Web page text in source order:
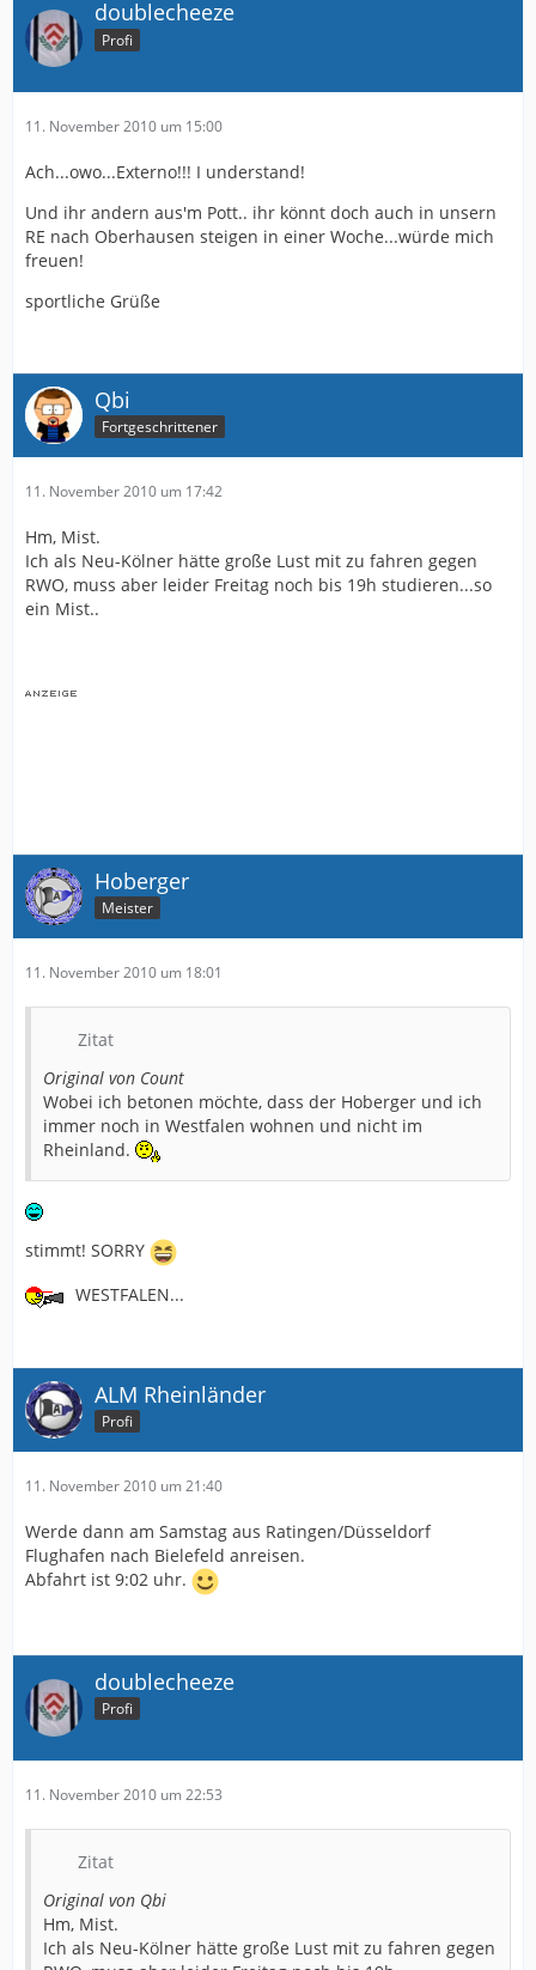
doublecheeze
Profi
11. November 2010 um 15:00
Ach...owo...Externo!!! I understand!
Und ihr andern aus'm Pott.. ihr könnt doch auch in unsern
RE nach Oberhausen steigen in einer Woche...würde mich
freuen!
sportliche Grüße
Qbi
Fortgeschrittener
11. November 2010 um 17:42
Hm, Mist.
Ich als Neu-Kölner hätte große Lust mit zu fahren gegen
RWO, muss aber leider Freitag noch bis 19h studieren...so
ein Mist..
Hoberger
Meister
11. November 2010 um 18:01
Zitat
Original von Count
Wobei ich betonen möchte, dass der Hoberger und ich
immer noch in Westfalen wohnen und nicht im
Rheinland.
stimmt! SORRY
WESTFALEN...
ALM Rheinländer
Profi
11. November 2010 um 21:40
Werde dann am Samstag aus Ratingen/Düsseldorf
Flughafen nach Bielefeld anreisen.
Abfahrt ist 9:02 uhr.
doublecheeze
Profi
11. November 2010 um 22:53
Zitat
Original von Qbi
Hm, Mist.
Ich als Neu-Kölner hätte große Lust mit zu fahren gegen